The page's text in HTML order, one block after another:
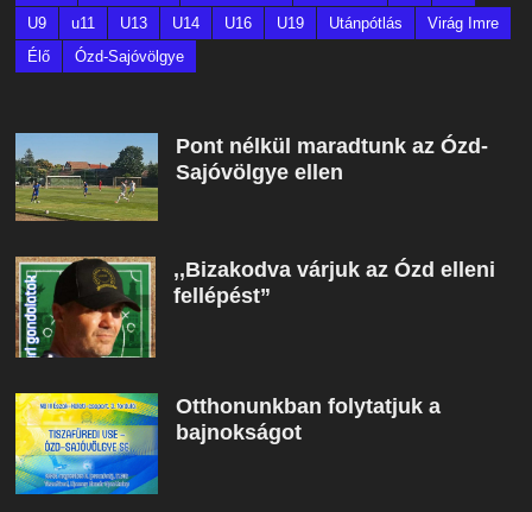
U9
u11 U13 U14 U16 U19 Utánpótlás
Virág Imre
Élő
Ózd-Sajóvölgye
Pont nélkül maradtunk az Ózd-
Sajóvölgye ellen
,,Bizakodva várjuk az Ózd elleni
fellépést”
Otthonunkban folytatjuk a
bajnokságot